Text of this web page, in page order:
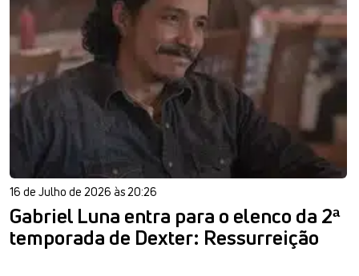
16 de Julho de 2026 às 20:26
Gabriel Luna entra para o elenco da 2ª
temporada de Dexter: Ressurreição